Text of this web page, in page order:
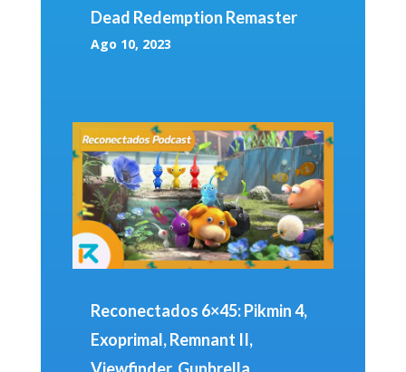
Dead Redemption Remaster
Ago 10, 2023
Reconectados 6×45: Pikmin 4,
Exoprimal, Remnant II,